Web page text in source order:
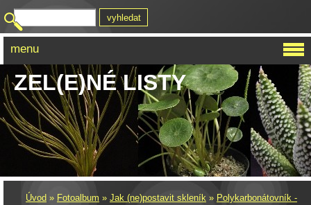
ZEL(E)NÉ LISTY
Úvod » Fotoalbum » Jak (ne)postavit skleník » Polykarbonátovník -
menu